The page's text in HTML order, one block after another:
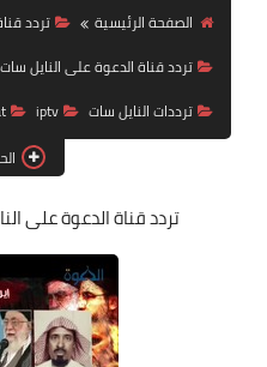
الصفحة الرئيسية
تردد
تردد قناة الدعوة على النايل سات
ترددات النايل سات
iptv
تردد قناة الدعوةعلى